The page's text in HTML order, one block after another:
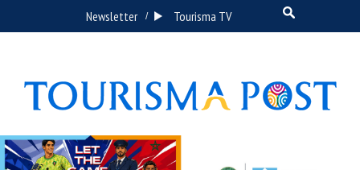
Newsletter / Tourisma TV